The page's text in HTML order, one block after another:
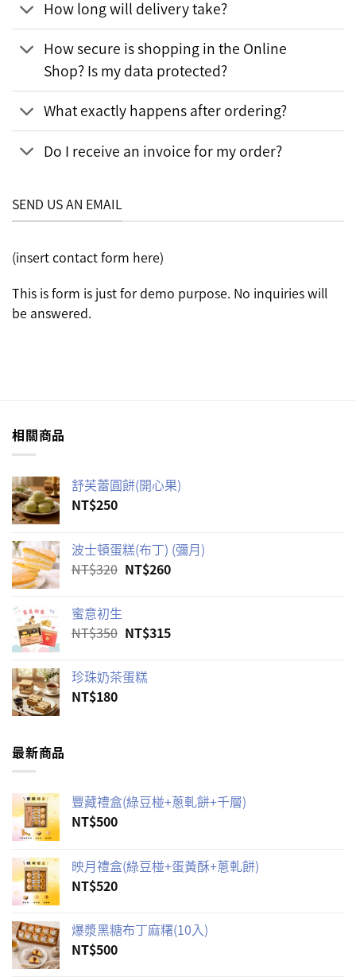
How long will delivery take?
How secure is shopping in the Online
Shop? Is my data protected?
What exactly happens after ordering?
Do I receive an invoice for my order?
SEND US AN EMAIL
(insert contact form here)
This is form is just for demo purpose. No inquiries will
be answered.
相關商品
舒芙蕾圓餅(開心果)
NT$250
波士頓蛋糕(布丁) (彌月)
NT$320 原
NT$320。
NT$260目
NT$260。
蜜意初生
NT$350 原
格：
NT$315目
珍珠奶茶蛋糕
NT$180
最新商品
豐藏禮盒(綠豆椪+蔥軋餅+千層)
NT$500
映月禮盒(綠豆椪+蛋黃酥+蔥軋餅)
NT$520
爆漿黑糖布丁麻糬(10入)
NT$500